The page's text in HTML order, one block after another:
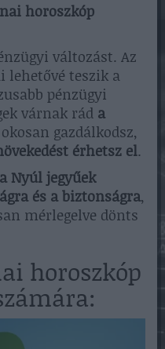
horoszkóp
változást. Az
lehetővé teszik a
pénzügyi
várnak rád a
gazdálkodsz,
érhetsz el.
a Nyúl jegyűek
és a biztonságra,
mérlegelve dönts
horoszkóp